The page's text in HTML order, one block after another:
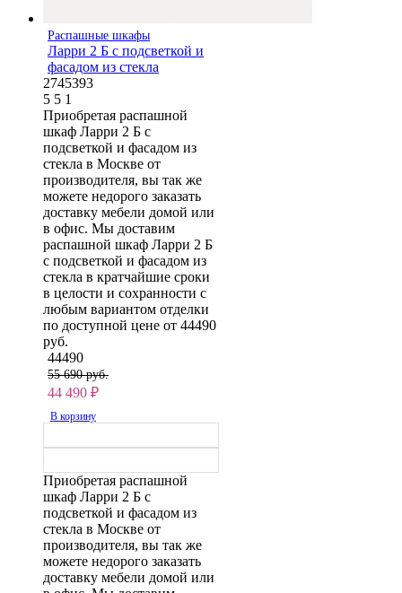
Распашные шкафы
Ларри 2 Б с подсветкой и
фасадом из стекла
2745393
5 5 1
Приобретая распашной
шкаф Ларри 2 Б с
подсветкой и фасадом из
стекла в Москве от
производителя, вы так же
можете недорого заказать
доставку мебели домой или
в офис. Мы доставим
распашной шкаф Ларри 2 Б
с подсветкой и фасадом из
стекла в кратчайшие сроки
в целости и сохранности с
любым вариантом отделки
по доступной цене от 44490
руб.
44490
55 690 руб.
44 490 ₽
В корзину
Приобретая распашной
шкаф Ларри 2 Б с
подсветкой и фасадом из
стекла в Москве от
производителя, вы так же
можете недорого заказать
доставку мебели домой или